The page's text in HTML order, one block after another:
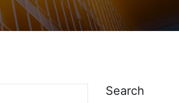
Search